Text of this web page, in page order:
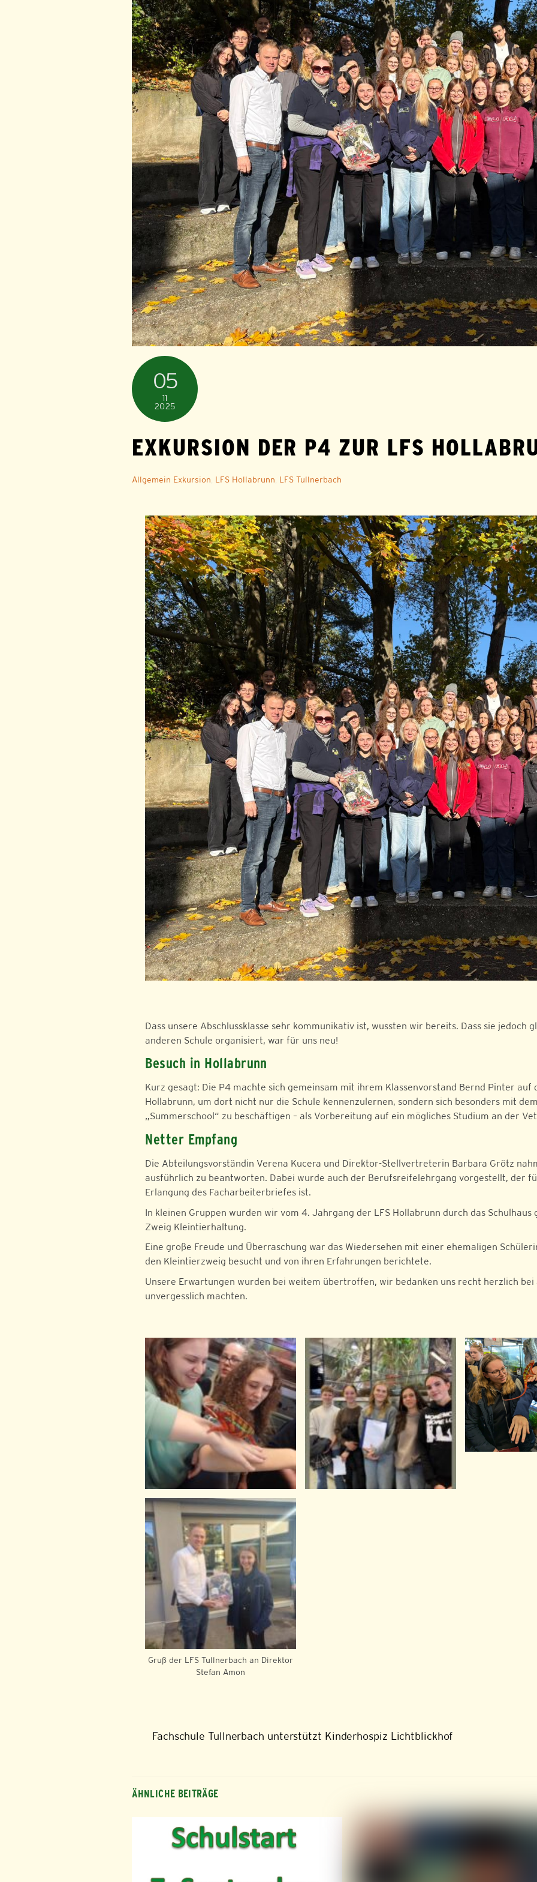
05
11
2025
EXKURSION DER P4 ZUR LFS
Allgemein Exkursion LFS Hollabrunn LFS Tullnerbach
Dass unsere Abschlussklasse sehr kommunikativ ist, wussten wir bereits. Dass sie jedoch
anderen Schule organisiert, war für uns neu!
Besuch in Hollabrunn
Kurz gesagt: Die P4 machte sich gemeinsam mit ihrem Klassenvorstand Bernd Pinter auf
Hollabrunn, um dort nicht nur die Schule kennenzulernen, sondern sich besonders mit
„Summerschool“ zu beschäftigen – als Vorbereitung auf ein mögliches Studium an der
Netter Empfang
Die Abteilungsvorständin Verena Kucera und Direktor-Stellvertreterin Barbara Grötz
ausführlich zu beantworten. Dabei wurde auch der Berufsreifelehrgang vorgestellt, der
Erlangung des Facharbeiterbriefes ist.
In kleinen Gruppen wurden wir vom 4. Jahrgang der LFS Hollabrunn durch das
Zweig Kleintierhaltung.
Eine große Freude und Überraschung war das Wiedersehen mit einer ehemaligen
den Kleintierzweig besucht und von ihren Erfahrungen berichtete.
Unsere Erwartungen wurden bei weitem übertroffen, wir bedanken uns recht herzlich
unvergesslich machten.
Gruß der LFS Tullnerbach an Direktor
Stefan Amon
Fachschule Tullnerbach unterstützt Kinderhospiz Lichtblickhof
ÄHNLICHE BEITRÄGE